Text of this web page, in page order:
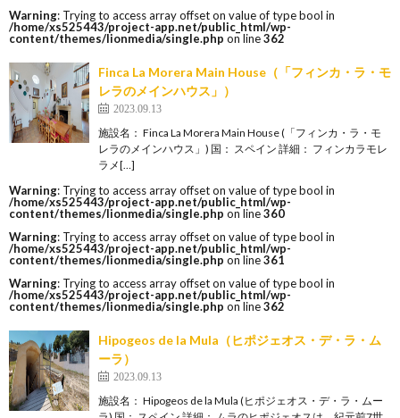
Warning: Trying to access array offset on value of type bool in
/home/xs525443/project-app.net/public_html/wp-
content/themes/lionmedia/single.php on line362
Finca La Morera Main House（「フィンカ・ラ・モ
レラのメインハウス」）
2023.09.13
施設名： Finca La Morera Main House (「フィンカ・ラ・モ
レラのメインハウス」) 国： スペイン 詳細： フィンカラモレ
ラメ[…]
Warning: Trying to access array offset on value of type bool in
/home/xs525443/project-app.net/public_html/wp-
content/themes/lionmedia/single.php on line360
Warning: Trying to access array offset on value of type bool in
/home/xs525443/project-app.net/public_html/wp-
content/themes/lionmedia/single.php on line361
Warning: Trying to access array offset on value of type bool in
/home/xs525443/project-app.net/public_html/wp-
content/themes/lionmedia/single.php on line362
Hipogeos de la Mula（ヒポジェオス・デ・ラ・ム
ーラ）
2023.09.13
施設名： Hipogeos de la Mula (ヒポジェオス・デ・ラ・ムー